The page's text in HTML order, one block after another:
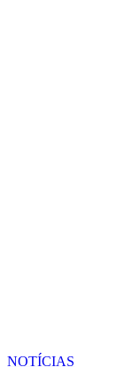
NOTÍCIAS